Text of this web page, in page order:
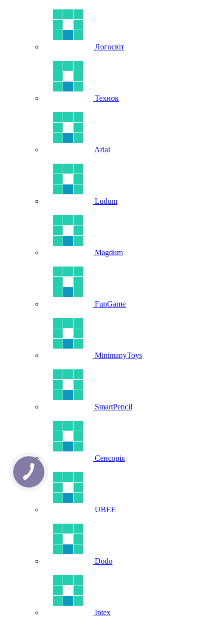
Логосвіт
Технок
Arial
Ludum
Magdum
FunGame
MinimanyToys
SmartPencil
Сенсорія
UBEE
Dodo
Intex